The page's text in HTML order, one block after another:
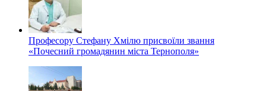
Професору Стефану Хмілю присвоїли звання
«Почесний громадянин міста Тернополя»